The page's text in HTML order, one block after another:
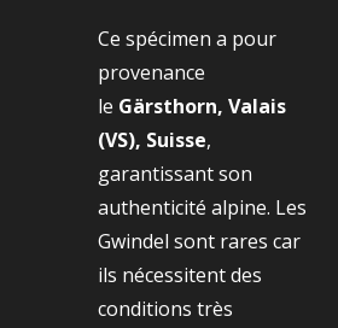
Ce spécimen a pour
provenance
le Gärsthorn, Valais
(VS), Suisse,
garantissant son
authenticité alpine. Les
Gwindel sont rares car
ils nécessitent des
conditions très